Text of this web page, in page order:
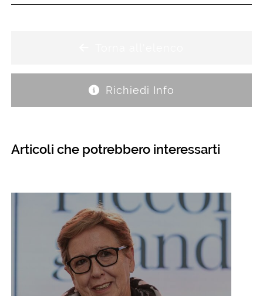
Richiedi Info
Articoli che potrebbero interessarti